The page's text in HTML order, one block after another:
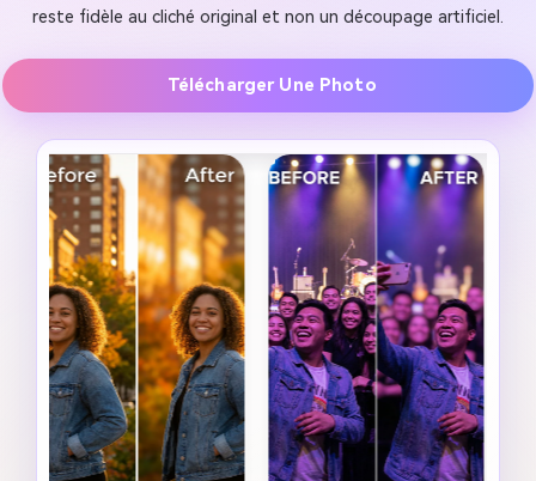
reste fidèle au cliché original et non un découpage artificiel.
Télécharger Une Photo